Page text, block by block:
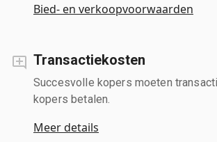
Bied- en verkoopvoorwaarden
Transactiekosten
Succesvolle kopers moeten
kopers betalen.
Meer details